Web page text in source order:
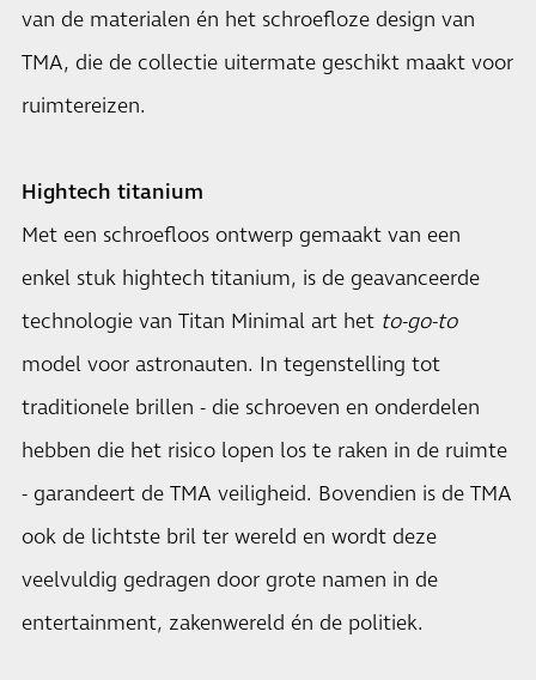
van de materialen én het schroefloze design van
TMA, die de collectie uitermate geschikt maakt voor
ruimtereizen.
Hightech titanium
Met een schroefloos ontwerp gemaakt van een
enkel stuk hightech titanium, is de geavanceerde
technologie van Titan Minimal art het to-go-to
model voor astronauten. In tegenstelling tot
traditionele brillen - die schroeven en onderdelen
hebben die het risico lopen los te raken in de ruimte
- garandeert de TMA veiligheid. Bovendien is de TMA
ook de lichtste bril ter wereld en wordt deze
veelvuldig gedragen door grote namen in de
entertainment, zakenwereld én de politiek.